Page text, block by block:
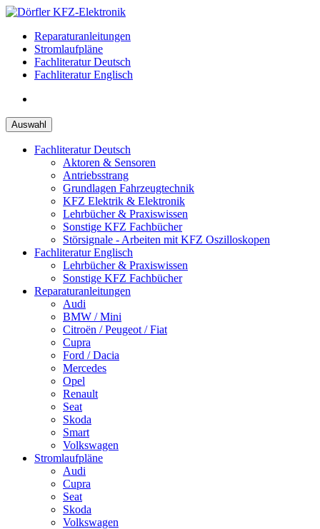
Zum
springenReparaturanleitungen
Stromlaufpläne
Fachliteratur Deutsch
Fachliteratur Englisch
Auswahl
Fachliteratur Deutsch
Aktoren & Sensoren
Antriebsstrang
Grundlagen Fahrzeugtechnik
KFZ Elektrik & Elektronik
Lehrbücher & Praxiswissen
Sonstige KFZ Fachbücher
Störsignale - Arbeiten mit KFZ Oszilloskopen
Fachliteratur Englisch
Lehrbücher & Praxiswissen
Sonstige KFZ Fachbücher
Reparaturanleitungen
Audi
BMW / Mini
Citroën / Peugeot / Fiat
Cupra
Ford / Dacia
Mercedes
Opel
Renault
Seat
Skoda
Smart
Volkswagen
Stromlaufpläne
Audi
Cupra
Seat
Skoda
Volkswagen